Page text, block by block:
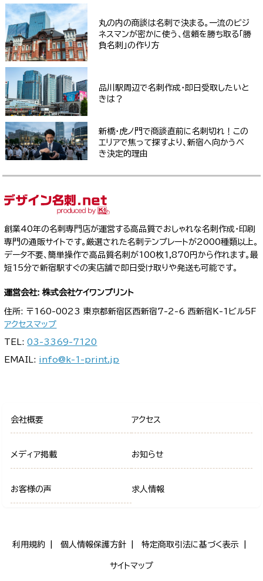
丸の内の商談は名刺で決まる。一流のビジ
ネスマンが密かに使う、信頼を勝ち取る「勝
負名刺」の作り方
品川駅周辺で名刺作成・即日受取したいと
きは？
新橋・虎ノ門で商談直前に名刺切れ！この
エリアで焦って探すより、新宿へ向かうべ
き決定的理由
創業40年の名刺専門店が運営する高品質でおしゃれな名刺作成・印刷
専門の通販サイトです。厳選された名刺テンプレートが2000種類以上。
データ不要、簡単操作で高品質名刺が100枚1,870円から作れます。最
短15分で新宿駅すぐの実店舗で即日受け取りや発送も可能です。
運営会社: 株式会社ケイワンプリント
住所: 〒160-0023 東京都新宿区西新宿7-2-6 西新宿K-1ビル5F
アクセスマップ
TEL:03-3369-7120
EMAIL: info@k-1-print.jp
会社概要 アクセス
メディア掲載 お知らせ
お客様の声 求人情報
利用規約 個人情報保護方針 特定商取引法に基づく表示
サイトマップ